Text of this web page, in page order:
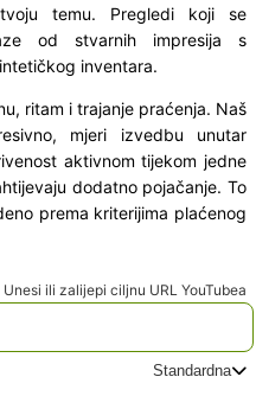
temu. Pregledi koji se
od stvarnih impresija s
inventara.
ritam i trajanje praćenja. Naš
mjeri izvedbu unutar
aktivnom tijekom jedne
dodatno pojačanje. To
prema kriterijima plaćenog
Unesi ili zalijepi ciljnu URL YouTubea
Standardna